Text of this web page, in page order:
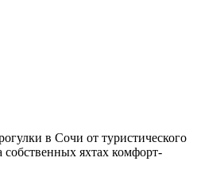
в Сочи от туристического
собственных яхтах комфорт-